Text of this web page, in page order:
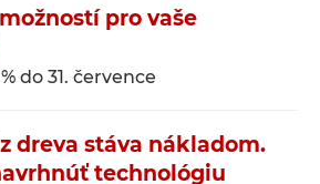
pro vaše
do 31. července
dreva stáva nákladom.
technológiu